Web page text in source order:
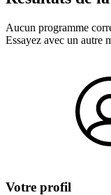
Aucun programme
Essayez avec un autre
Votre profil